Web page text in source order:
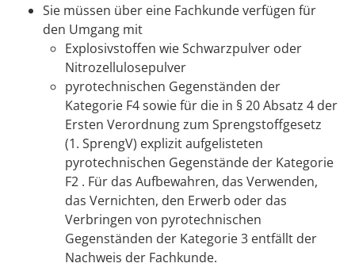
Sie müssen über eine Fachkunde verfügen für
den Umgang mit
Explosivstoffen wie Schwarzpulver oder
Nitrozellulosepulver
pyrotechnischen Gegenständen der
Kategorie F4 sowie für die in § 20 Absatz 4 der
Ersten Verordnung zum Sprengstoffgesetz
(1. SprengV) explizit aufgelisteten
pyrotechnischen Gegenstände der Kategorie
F2 . Für das Aufbewahren, das Verwenden,
das Vernichten, den Erwerb oder das
Verbringen von pyrotechnischen
Gegenständen der Kategorie 3 entfällt der
Nachweis der Fachkunde.